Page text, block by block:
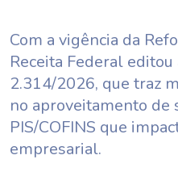
Com a vigência da
Receita Federal editou
2.314/2026, que traz
no aproveitamento de
PIS/COFINS que
empresarial.